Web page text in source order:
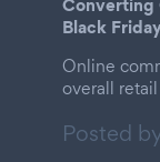
Black
Online
overall
Posted